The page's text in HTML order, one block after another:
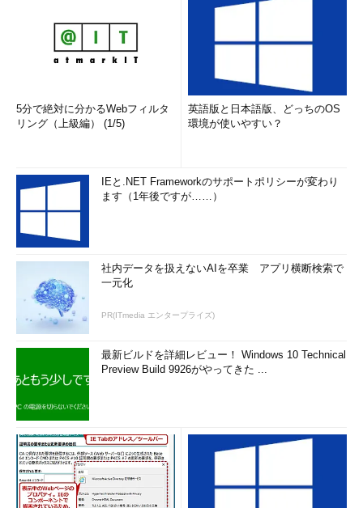
5分で絶対に分かるWebフィルタ
リング（上級編） (1/5)
英語版と日本語版、どっちのOS
環境が使いやすい？
IEと.NET Frameworkのサポートポリシーが変わり
ます（1年後ですが……）
社内データを扱えないAIを卒業 アプリ横断検索で
一元化
PR(ITmedia エンタープライズ)
最新ビルドを詳細レビュー！ Windows 10 Technical
Preview Build 9926がやってきた ...